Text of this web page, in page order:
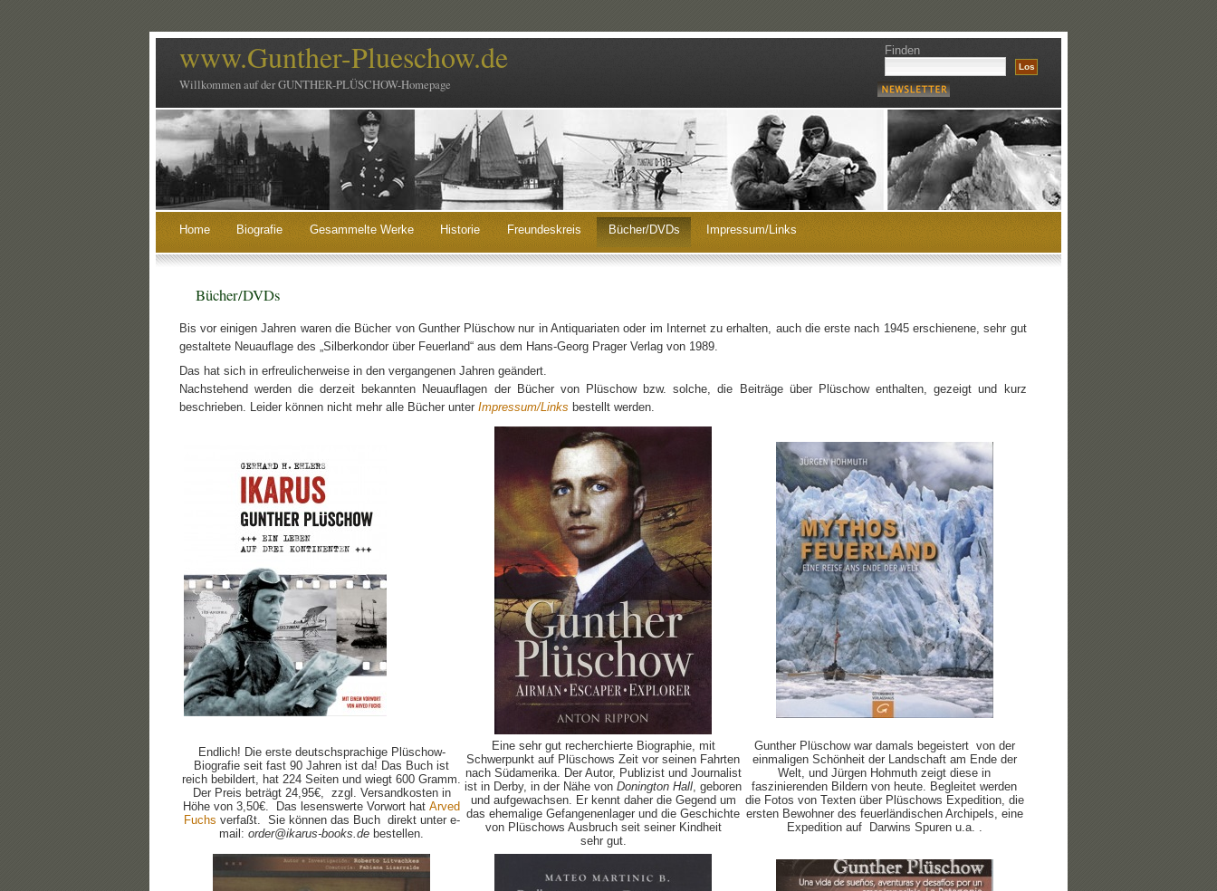
www.Gunther-Plueschow.de
Willkommen auf der GUNTHER-PLÜSCHOW-Homepage
Finden
Home Biografie Gesammelte Werke Historie Freundeskreis Bücher/DVDs Impressum/Links
Bücher/DVDs
Bis vor einigen Jahren waren die Bücher von Gunther Plüschow nur in Antiquariaten oder im Internet zu erhalten, auch die erste nach 1945 erschienene, sehr gut
gestaltete Neuauflage des „Silberkondor über Feuerland“ aus dem Hans-Georg Prager Verlag von 1989.
Das hat sich in erfreulicherweise in den vergangenen Jahren geändert.
Nachstehend werden die derzeit bekannten Neuauflagen der Bücher von Plüschow bzw. solche, die Beiträge über Plüschow enthalten, gezeigt und kurz
beschrieben. Leider können nicht mehr alle Bücher unter Impressum/Links bestellt werden.
Endlich! Die erste deutschsprachige Plüschow-
Biografie seit fast 90 Jahren ist da! Das Buch ist
reich bebildert, hat 224 Seiten und wiegt 600 Gramm.
Der Preis beträgt 24,95€, zzgl. Versandkosten in
Höhe von 3,50€. Das lesenswerte Vorwort hatArved
Fuchs verfaßt. Sie können das Buch direkt unter e-
mail:order@ikarus-books.de bestellen.
Eine sehr gut recherchierte Biographie, mit
Schwerpunkt auf Plüschows Zeit vor seinen Fahrten
nach Südamerika. Der Autor, Publizist und Journalist
ist in Derby, in der Nähe vonDonington Hall, geboren
und aufgewachsen. Er kennt daher die Gegend um
das ehemalige Gefangenenlager und die Geschichte
von Plüschows Ausbruch seit seiner Kindheit
sehr gut.
Gunther Plüschow war damals begeistert von der
einmaligen Schönheit der Landschaft am Ende der
Welt, und Jürgen Hohmuth zeigt diese in
faszinierenden Bildern von heute. Begleitet werden
die Fotos von Texten über Plüschows Expedition, die
ersten Bewohner des feuerländischen Archipels, eine
Expedition auf Darwins Spuren u.a. .